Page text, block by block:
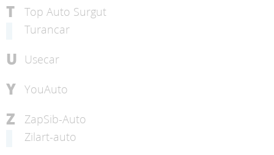
T
Top Auto Surgut
Turancar
U Usecar
Y YouAuto
Z
ZapSib-Auto
Zilart-auto